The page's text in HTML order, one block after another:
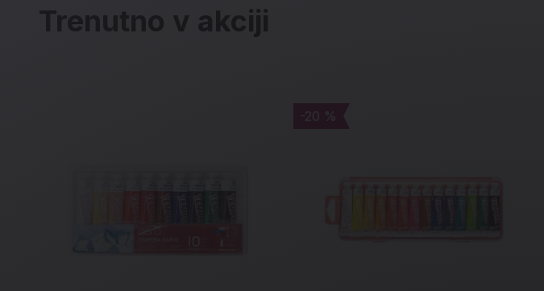
Trenutno v akciji
-20 %
-20 %